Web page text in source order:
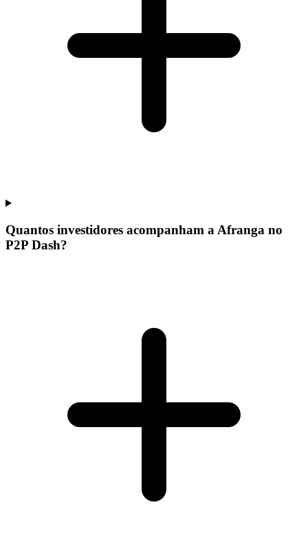
Quantos investidores acompanham a Afranga no
P2P Dash?